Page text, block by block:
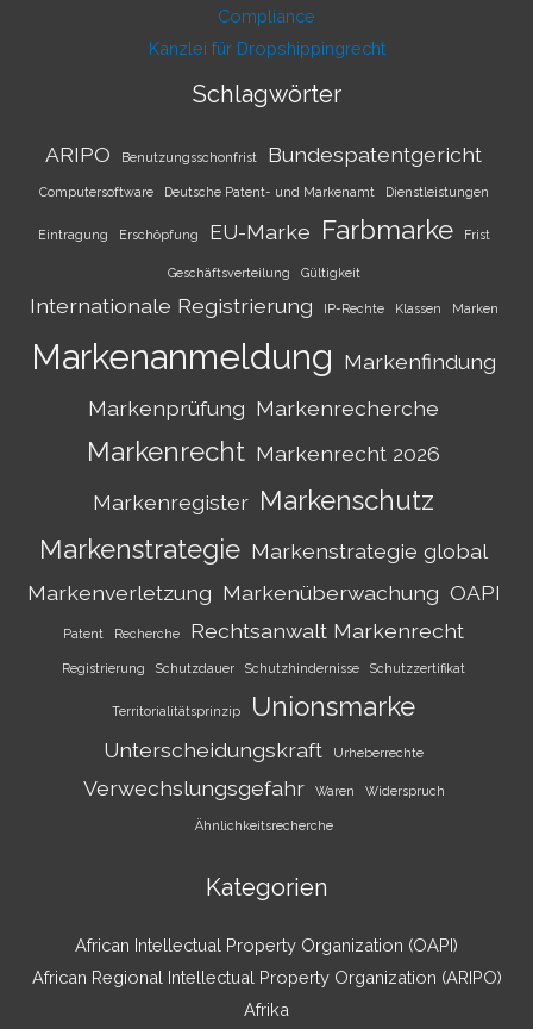
Compliance
Kanzlei für Dropshippingrecht
Schlagwörter
ARIPO Benutzungsschonfrist Bundespatentgericht
Computersoftware Deutsche Patent- und Markenamt Dienstleistungen
Eintragung Erschöpfung EU-Marke Farbmarke Frist
Geschäftsverteilung Gültigkeit
Internationale Registrierung IP-Rechte Klassen Marken
Markenanmeldung Markenfindung
Markenprüfung Markenrecherche
Markenrecht Markenrecht 2026
Markenregister Markenschutz
Markenstrategie Markenstrategie global
Markenverletzung Markenüberwachung OAPI
Patent Recherche Rechtsanwalt Markenrecht
Registrierung Schutzdauer Schutzhindernisse Schutzzertifikat
Territorialitätsprinzip Unionsmarke
Unterscheidungskraft Urheberrechte
Verwechslungsgefahr Waren Widerspruch
Ähnlichkeitsrecherche
Kategorien
African Intellectual Property Organization (OAPI)
African Regional Intellectual Property Organization (ARIPO)
Afrika